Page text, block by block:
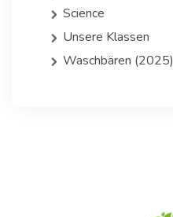
Science
Unsere Klassen
Waschbären (2025)